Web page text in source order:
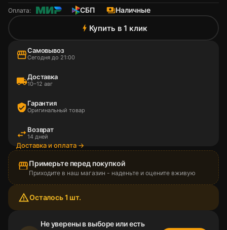
Оплата: СБП paymentsНаличные
bolt Купить в 1 клик
storefrontСамовывоз
Сегодня до 21:00
local_shippingДоставка
10–12 авг
verified_userГарантия
Оригинальный товар
swap_horiz Возврат
14 дней
Доставка и оплата →
storefrontПримерьте перед покупкой
Приходите в наш магазин - наденьте и оцените вживую
warning_amberОсталось 1 шт.
Не уверены в выборе или есть